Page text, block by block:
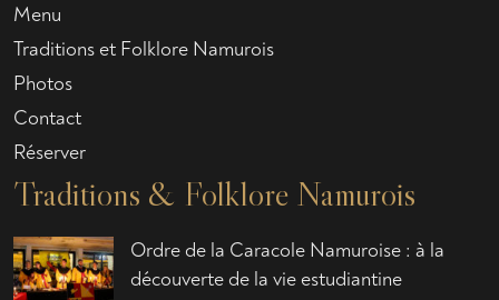
Menu
Traditions et Folklore Namurois
Photos
Contact
Réserver
Traditions & Folklore Namurois
Ordre de la Caracole Namuroise : à la
découverte de la vie estudiantine